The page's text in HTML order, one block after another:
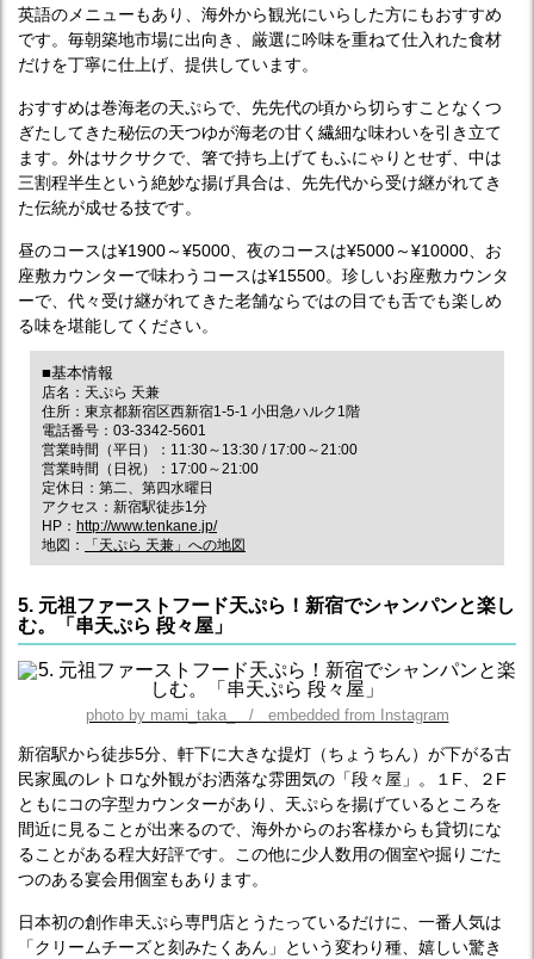
英語のメニューもあり、海外から観光にいらした方にもおすすめ
です。毎朝築地市場に出向き、厳選に吟味を重ねて仕入れた食材
だけを丁寧に仕上げ、提供しています。
おすすめは巻海老の天ぷらで、先先代の頃から切らすことなくつ
ぎたしてきた秘伝の天つゆが海老の甘く繊細な味わいを引き立て
ます。外はサクサクで、箸で持ち上げてもふにゃりとせず、中は
三割程半生という絶妙な揚げ具合は、先先代から受け継がれてき
た伝統が成せる技です。
昼のコースは¥1900～¥5000、夜のコースは¥5000～¥10000、お
座敷カウンターで味わうコースは¥15500。珍しいお座敷カウンタ
ーで、代々受け継がれてきた老舗ならではの目でも舌でも楽しめ
る味を堪能してください。
■基本情報
店名：天ぷら 天兼
住所：東京都新宿区西新宿1-5-1 小田急ハルク1階
電話番号：03-3342-5601
営業時間（平日）：11:30～13:30 / 17:00～21:00
営業時間（日祝）：17:00～21:00
定休日：第二、第四水曜日
アクセス：新宿駅徒歩1分
HP： http://www.tenkane.jp/
地図：
「天ぷら 天兼」への地図
5. 元祖ファーストフード天ぷら！新宿でシャンパンと楽し
む。「串天ぷら 段々屋」
photo by mami_taka_ / embedded from Instagram
新宿駅から徒歩5分、軒下に大きな提灯（ちょうちん）が下がる古
民家風のレトロな外観がお洒落な雰囲気の「段々屋」。１F、２F
ともにコの字型カウンターがあり、天ぷらを揚げているところを
間近に見ることが出来るので、海外からのお客様からも貸切にな
ることがある程大好評です。この他に少人数用の個室や掘りごた
つのある宴会用個室もあります。
日本初の創作串天ぷら専門店とうたっているだけに、一番人気は
「クリームチーズと刻みたくあん」という変わり種、嬉しい驚き